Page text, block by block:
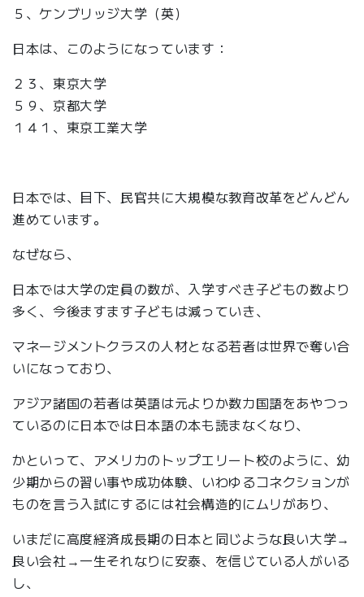
５、ケンブリッジ大学（英）
日本は、このようになっています：
２３、東京大学
５９、京都大学
１４１、東京工業大学
日本では、目下、民官共に大規模な教育改革をどんどん
進めています。
なぜなら、
日本では大学の定員の数が、入学すべき子どもの数より
多く、今後ますます子どもは減っていき、
マネージメントクラスの人材となる若者は世界で奪い合
いになっており、
アジア諸国の若者は英語は元よりか数カ国語をあやつっ
ているのに日本では日本語の本も読まなくなり、
かといって、アメリカのトップエリート校のように、幼
少期からの習い事や成功体験、いわゆるコネクションが
ものを言う入試にするには社会構造的にムリがあり、
いまだに高度経済成長期の日本と同じような良い大学→
良い会社→一生それなりに安泰、を信じている人がいる
し、